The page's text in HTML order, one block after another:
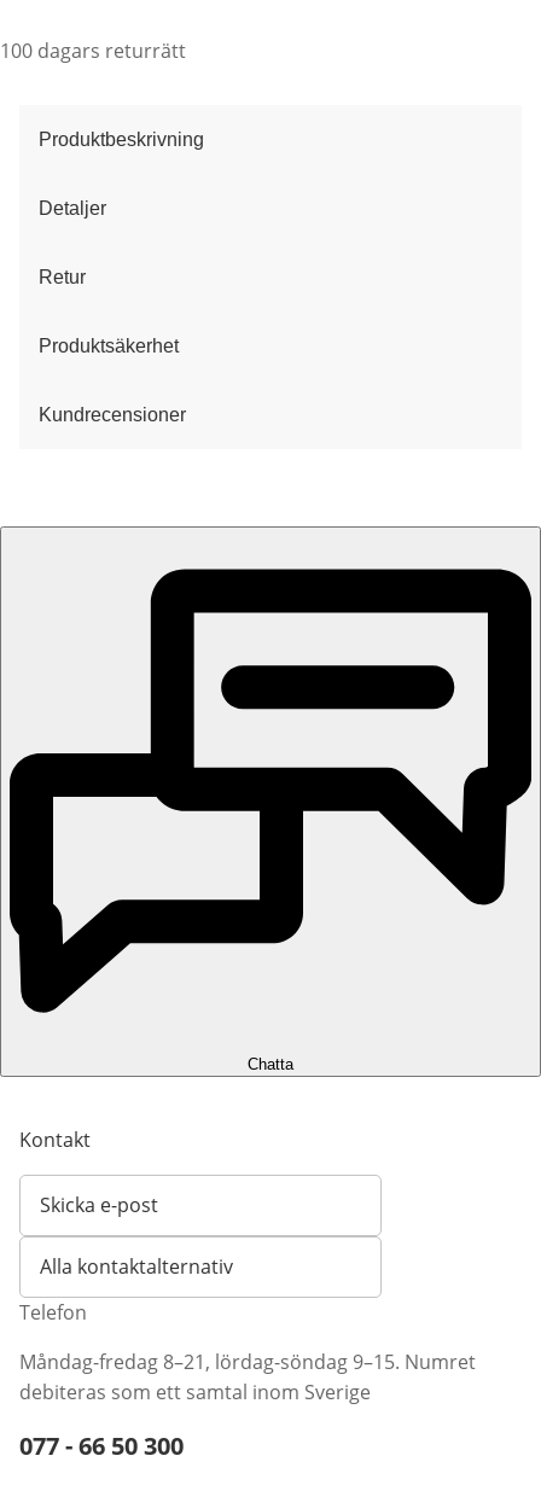
100 dagars returrätt
Produktbeskrivning
Detaljer
Retur
Produktsäkerhet
Kundrecensioner
Chatta
Kontakt
Skicka e-post
Öppnar e-postklient
Alla kontaktalternativ
Telefon
Måndag-fredag 8–21, lördag-söndag 9–15. Numret
debiteras som ett samtal inom Sverige
Telefonnummer:
077 - 66 50 300